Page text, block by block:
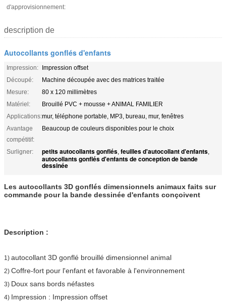
d'approvisionnement:
description de
Autocollants gonflés d'enfants
Impression: Impression offset
Découpé:
Machine découpée avec des matrices traitée
Mesure:
80 x 120 millimètres
Matériel:
Brouillé PVC + mousse + ANIMAL FAMILIER
Applications:mur, téléphone portable, MP3, bureau, mur, fenêtres
Avantage
compétitif:
Beaucoup de couleurs disponibles pour le choix
Surligner: petits autocollants gonflés, feuilles d'autocollant d'enfants,
autocollants gonflés d'enfants de conception de bande
dessinée
Les autocollants 3D gonflés dimensionnels animaux faits sur
commande pour la bande dessinée d'enfants conçoivent
Description :
1) autocollant 3D gonflé brouillé dimensionnel animal
2) Coffre-fort pour l'enfant et favorable à l'environnement
3) Doux sans bords néfastes
4) Impression : Impression offset